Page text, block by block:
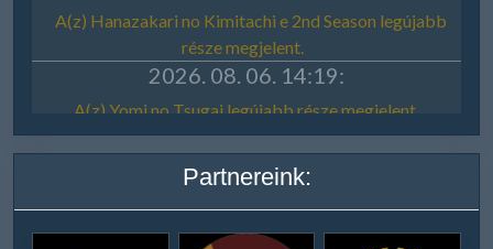
Partnereink: